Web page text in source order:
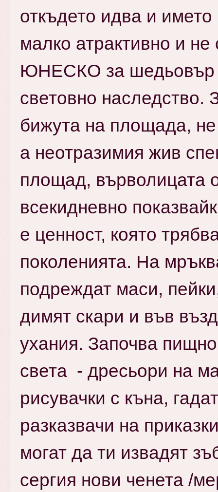
откъдето идва и
малко атрактивно и
ЮНЕСКО за шедьовър
световно наследство.
бижута на площада,
а неотразимия жив
площад, върволицата
всекидневно
е ценност, която
поколенията. На
подреждат маси,
димят скари и във
ухания. Започва
света - дресьори на
рисувачки с къна,
разказвачи на
могат да ти извадят
сергия нови ченета /